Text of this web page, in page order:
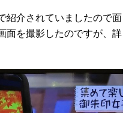
紹介されていましたので面
面を撮影したのですが、詳